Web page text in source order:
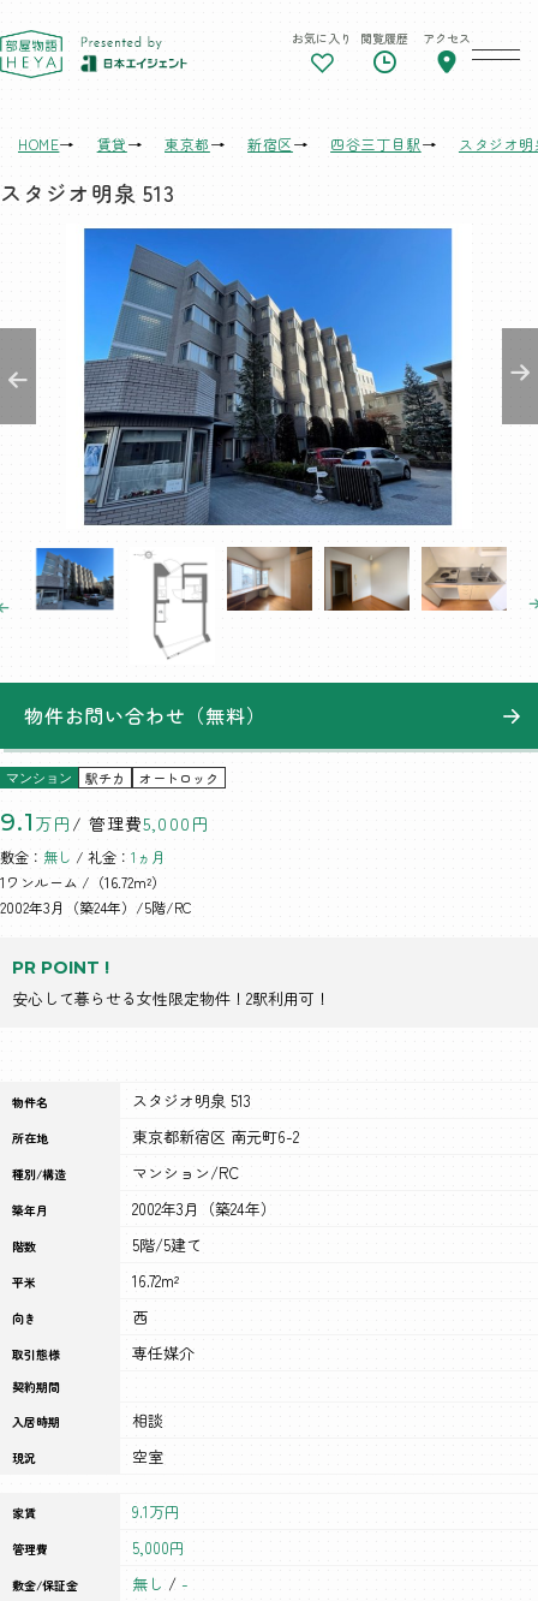
東京 部屋物語 お気に入り 閲覧履歴 アクセス
HOME 賃貸 東京都 新宿区 四谷三丁目駅 スタジオ明
スタジオ明泉 513
PR POINT !
安心して暮らせる女性限定物件！2駅利用可！
マンション 駅チカ オートロック
9.1 万円 / 管理費5,000円
敷金： 無し / 礼金： 1ヵ月
1ワンルーム /（16.72m²）
2002年3月（築24年）/5階/RC
物件お問い合わせ（無料）
物件名 スタジオ明泉 513
所在地 東京都新宿区 南元町6-2
種別/構造 マンション/RC
築年月 2002年3月（築24年）
階数 5階/5建て
平米 16.72m²
向き 西
取引態様 専任媒介
契約期間
入居時期
相談
現況 空室
家賃 9.1万円
管理費 5,000円
敷金/保証金 無し / -